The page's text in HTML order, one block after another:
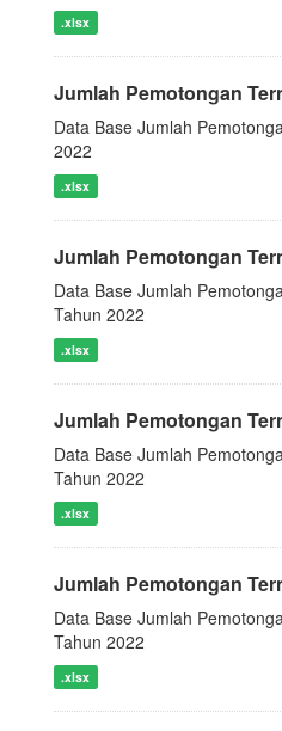
.xlsx
Jumlah Pemotongan
Data Base Jumlah
2022
.xlsx
Jumlah Pemotongan
Data Base Jumlah
Tahun 2022
.xlsx
Jumlah Pemotongan
Data Base Jumlah
Tahun 2022
.xlsx
Jumlah Pemotongan
Data Base Jumlah
Tahun 2022
.xlsx